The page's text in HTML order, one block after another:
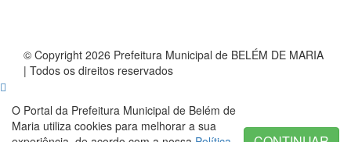
© Copyright 2026 Prefeitura Municipal de BELÉM DE MARIA
| Todos os direitos reservados
O Portal da Prefeitura Municipal de Belém de
Maria utiliza cookies para melhorar a sua